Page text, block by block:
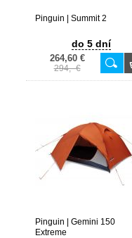
Pinguin | Summit 2
do 5 dní
264,60 €
294,- €
Pinguin | Gemini 150
Extreme